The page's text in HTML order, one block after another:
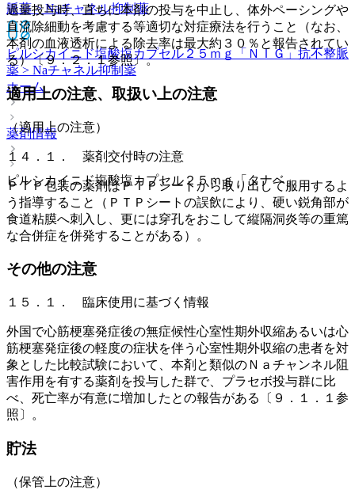
脈薬 > Naチャネル抑制薬
ピルシカイニド塩酸塩カプセル２５ｍｇ「ＮＩＧ」抗不整脈
薬 > Naチャネル抑制薬
ホーム
薬剤情報
ピルシカイニド塩酸塩カプセル２５ｍｇ「タナベ」
過量投与時、直ちに本剤の投与を中止し、体外ペーシングや
直流除細動を考慮する等適切な対症療法を行うこと（なお、
本剤の血液透析による除去率は最大約３０％と報告されてい
る）〔９．２．１参照〕。
適用上の注意、取扱い上の注意
（適用上の注意）
１４．１． 薬剤交付時の注意
ＰＴＰ包装の薬剤はＰＴＰシートから取り出して服用するよ
う指導すること（ＰＴＰシートの誤飲により、硬い鋭角部が
食道粘膜へ刺入し、更には穿孔をおこして縦隔洞炎等の重篤
な合併症を併発することがある）。
その他の注意
１５．１． 臨床使用に基づく情報
外国で心筋梗塞発症後の無症候性心室性期外収縮あるいは心
筋梗塞発症後の軽度の症状を伴う心室性期外収縮の患者を対
象とした比較試験において、本剤と類似のＮａチャンネル阻
害作用を有する薬剤を投与した群で、プラセボ投与群に比
べ、死亡率が有意に増加したとの報告がある〔９．１．１参
照〕。
貯法
（保管上の注意）